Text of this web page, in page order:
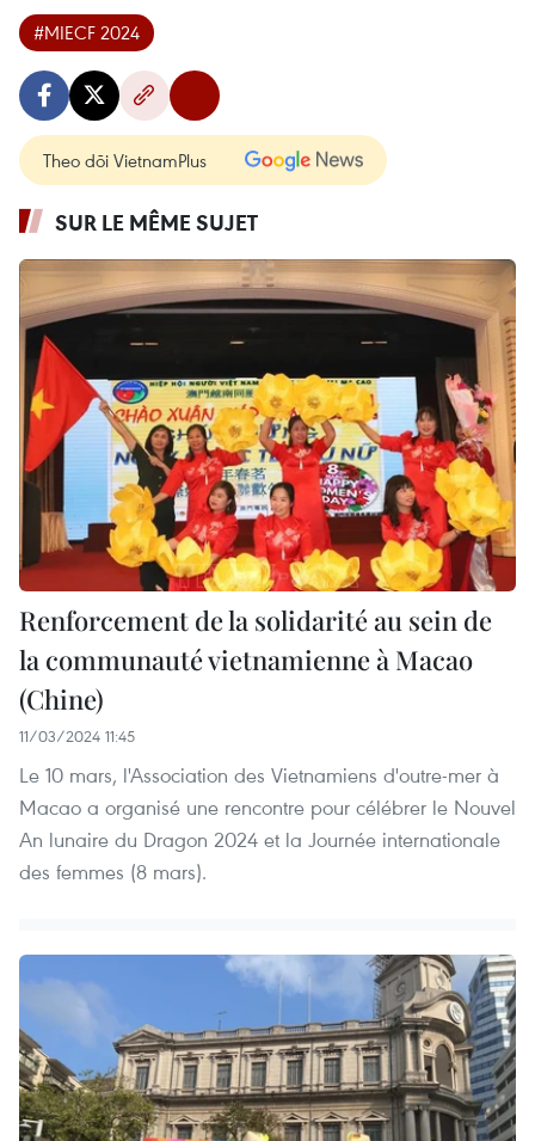
#MIECF 2024
Theo dõi VietnamPlus
SUR LE MÊME SUJET
Renforcement de la solidarité au sein de
la communauté vietnamienne à Macao
(Chine)
11/03/2024 11:45
Le 10 mars, l'Association des Vietnamiens d'outre-mer à
Macao a organisé une rencontre pour célébrer le Nouvel
An lunaire du Dragon 2024 et la Journée internationale
des femmes (8 mars).